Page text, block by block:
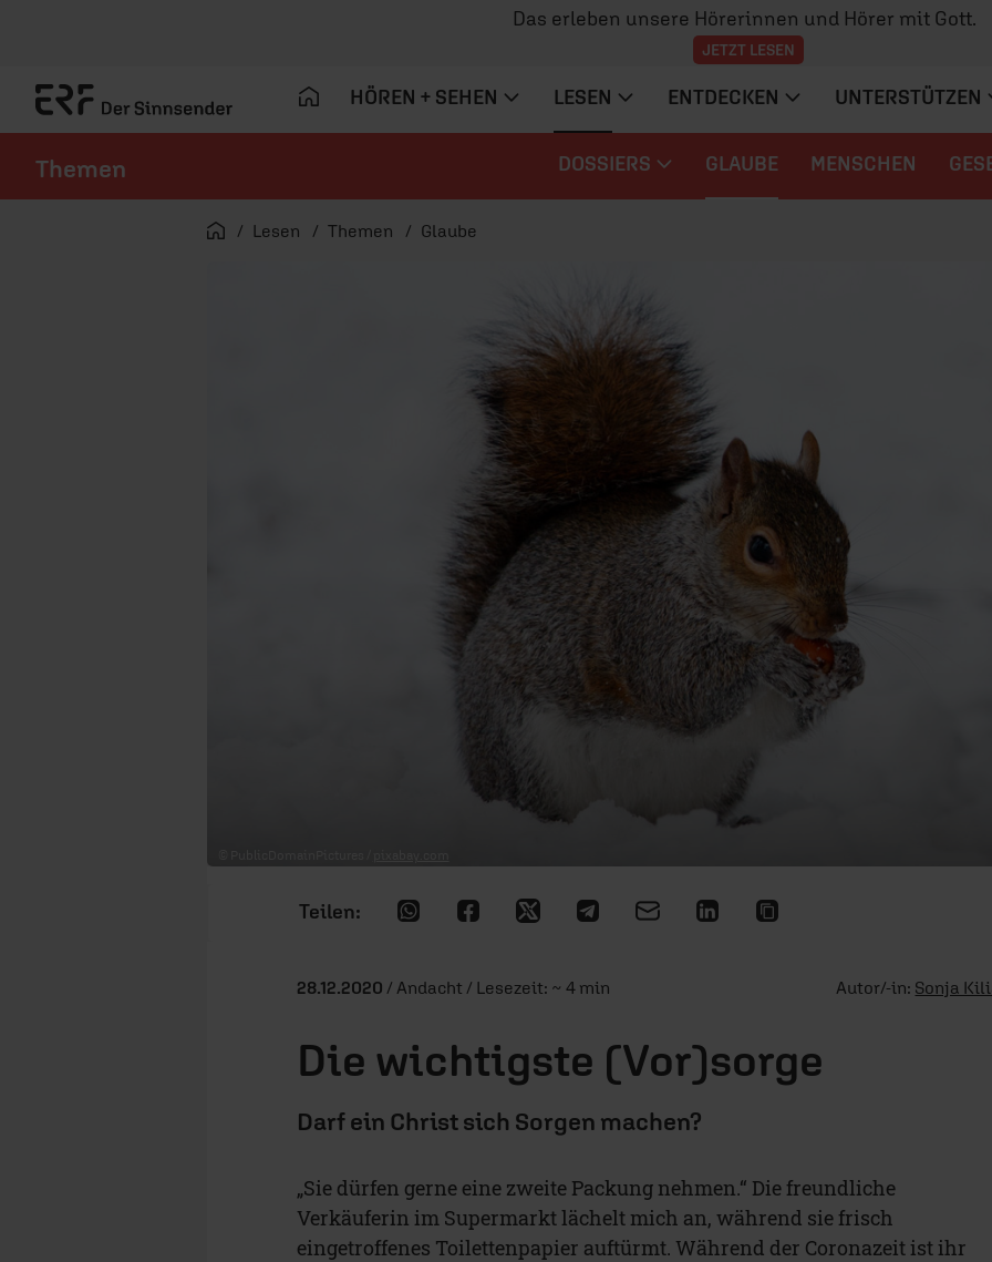
Das erleben unsere Hörerinnen und Hörer mit Gott.
JETZT LESEN
HÖREN + SEHEN LESEN ENTDECKEN UNTERSTÜTZEN
Themen DOSSIERS GLAUBE MENSCHEN
Startseite
Lesen Themen Glaube
28.12.2020 / Andacht / Lesezeit: ~ 4 min Autor/-in: Sonja
Die wichtigste (Vor)sorge
Darf ein Christ sich Sorgen machen?
„Sie dürfen gerne eine zweite Packung nehmen.“ Die freundliche
Verkäuferin im Supermarkt lächelt mich an, während sie frisch
eingetroffenes Toilettenpapier auftürmt. Während der Coronazeit ist ihr